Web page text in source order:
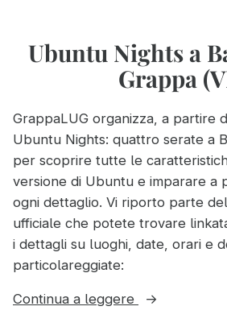
Ubuntu Nights a
Grappa
GrappaLUG organizza, a partire
Ubuntu Nights: quattro serate a
per scoprire tutte le
versione di Ubuntu e imparare a
ogni dettaglio. Vi riporto parte
ufficiale che potete trovare
i dettagli su luoghi, date, orari e
particolareggiate:
Continua a leggere
“Ubuntu